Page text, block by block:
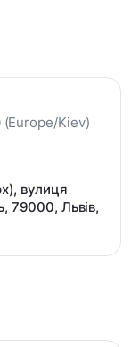
(Europe/Kiev)
вулиця
79000, Львів,